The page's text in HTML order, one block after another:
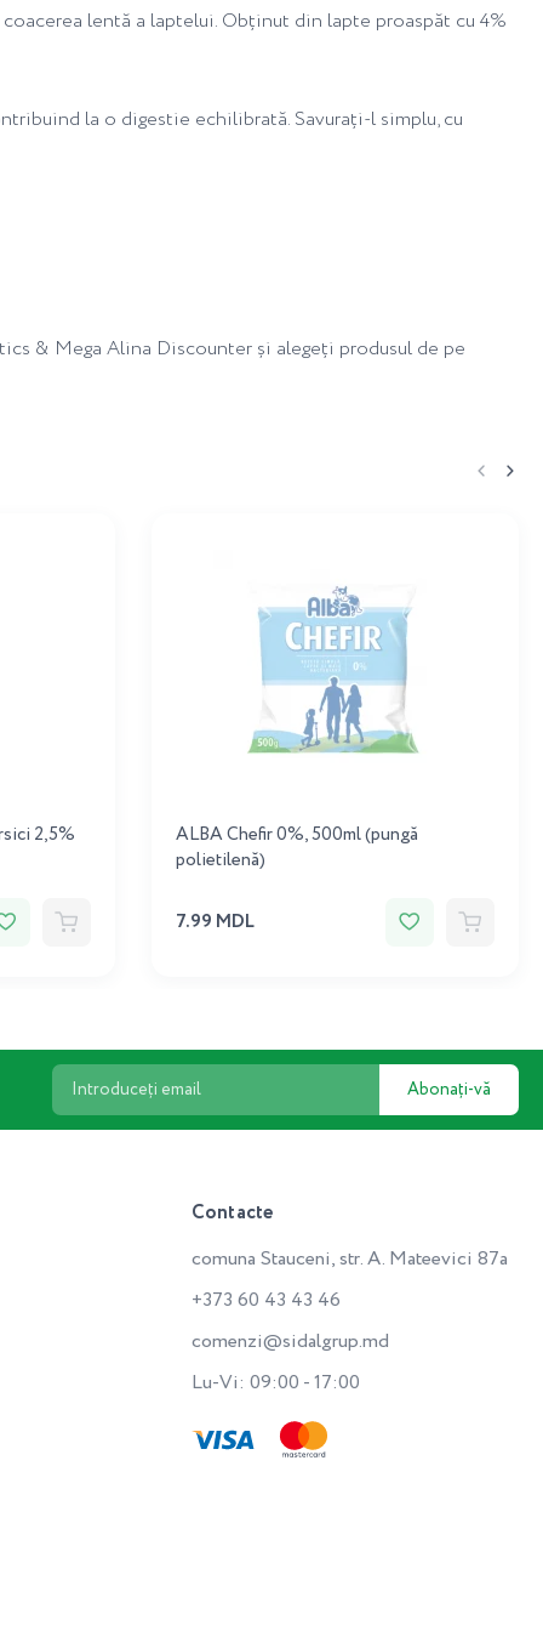
lentă a laptelui. Obținut din lapte proaspăt cu 4%
la o digestie echilibrată. Savurați-l simplu, cu
& Mega Alina Discounter și alegeți produsul de pe
2,5%
ALBA Chefir 0%, 500ml (pungă
polietilenă)
7.99 MDL
Abonați-vă
Contacte
comuna Stauceni, str. A. Mateevici 87a
+373 60 43 43 46
comenzi@sidalgrup.md
Lu-Vi: 09:00 - 17:00